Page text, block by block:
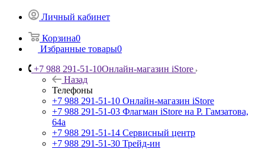
Личный кабинет
Корзина0
Избранные товары0
+7 988 291-51-10Онлайн-магазин iStore
Назад
Телефоны
+7 988 291-51-10 Онлайн-магазин iStore
+7 988 291-51-03 Флагман iStore на Р. Гамзатова,
64а
+7 988 291-51-14 Сервисный центр
+7 988 291-51-30 Трейд-ин